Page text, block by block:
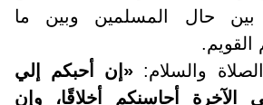
بين حال المسلمين وبين ما
القويم.
والسلام: «إن أحبكم إلي
أحاسنكم أخلاقًا، وإن